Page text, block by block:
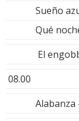
Sueño
Qué
El
08.00
Alabanza